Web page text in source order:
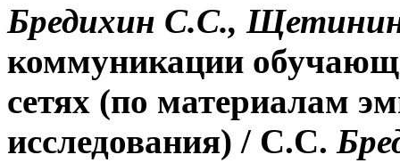
Бредихин С.С.,
коммуникации
сетях (по материалам
исследования) / С.С.